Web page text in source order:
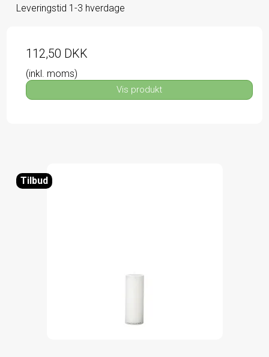
Leveringstid 1-3 hverdage
112,50 DKK
(inkl. moms)
Vis produkt
Tilbud